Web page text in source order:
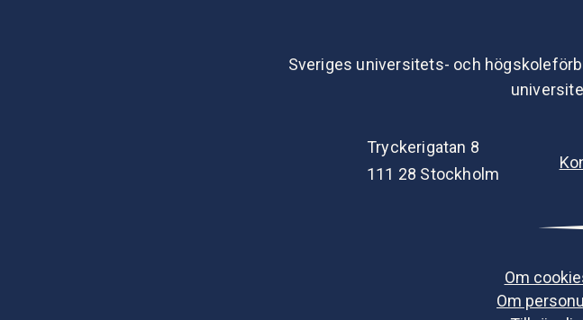
Sveriges universitets- och
Tryckerigatan 8
111 28 Stockholm
Om
Om